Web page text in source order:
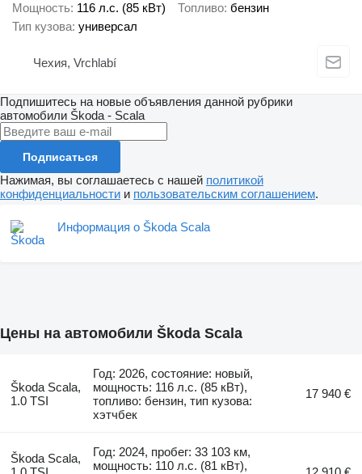
Мощность 116 л.с. (85 кВт) Топливо бензин
Тип кузова универсал
Чехия, Vrchlabí
Подпишитесь на новые объявления данной рубрики
автомобили Škoda - Scala
Подписаться
Нажимая, вы соглашаетесь с нашей политикой
конфиденциальности и пользовательским соглашением.
Информация о Škoda Scala
Цены на автомобили Škoda Scala
Škoda Scala,
1.0 TSI
Год: 2026, состояние: новый,
мощность: 116 л.с. (85 кВт),
топливо: бензин, тип кузова:
хэтчбек
17 940 €
Škoda Scala,
Год: 2024, пробег: 33 103 км,
мощность: 110 л.с. (81 кВт),